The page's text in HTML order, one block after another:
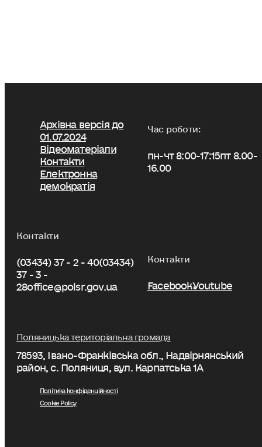
Архівна версія до
01.07.2024
Відеоматеріали
Контакти
Електронна
демократія
Час роботи:
пн-чт 8:00-17:15пт 8.00-
16.00
Контакти
(03434) 37 - 2 - 40(03434)
37 - 3 -
28office@polsr.gov.ua
Контакти
FacebookYoutube
Поляницька територіальна громада
78593, Івано-Франківська обл., Надвірнянський
район, с. Поляниця, вул. Карпатська 1А
Політика конфіденційності
Cookie Policy